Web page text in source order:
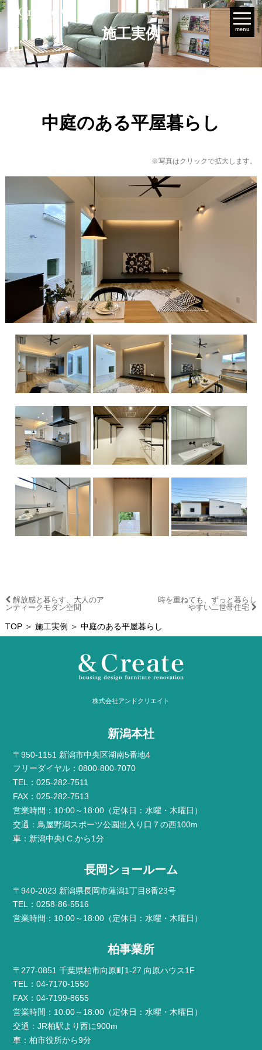
menu
施工実例
中庭のある平屋暮らし
※写真はクリックで拡大します。
解放感と暮らす、大人のア
ンティークモダン空間
時を重ねても、ずっと暮らし
やすい二世帯住宅
TOP＞ 施工実例 ＞ 中庭のある平屋暮らし
株式会社アンドクリエイト
新潟本社
〒950-1151 新潟市中央区湖南5番地4
フリーダイヤル：0800-800-7070
TEL：025-282-7511
FAX：025-282-7513
営業時間：10:00～18:00（定休日：水曜・木曜日）
交通：鳥屋野潟スポーツ公園出入り口７の西100m
車：新潟中央I.C.から1分
長岡ショールーム
〒940-2023 新潟県長岡市蓮潟1丁目8番23号
TEL：0258-86-5516
営業時間：10:00～18:00（定休日：水曜・木曜日）
柏事業所
〒277-0851 千葉県柏市向原町1-27 向原ハウス1F
TEL：04-7170-1550
FAX：04-7199-8655
営業時間：10:00～18:00（定休日：水曜・木曜日）
交通：JR柏駅より西に900m
車：柏市役所から9分